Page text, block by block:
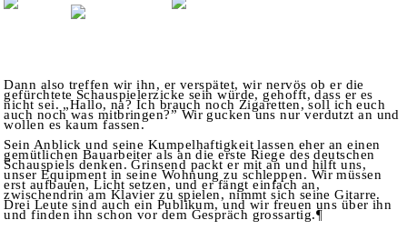
Dann also treffen wir ihn, er verspätet, wir nervös ob er die
gefürchtete Schauspielerzicke sein würde, gehofft, dass er es
nicht sei. „Hallo, na? Ich brauch noch Zigaretten, soll ich euch
auch noch was mitbringen?” Wir gucken uns nur verdutzt an und
wollen es kaum fassen.
Sein Anblick und seine Kumpelhaftigkeit lassen eher an einen
gemütlichen Bauarbeiter als an die erste Riege des deutschen
Schauspiels denken. Grinsend packt er mit an und hilft uns,
unser Equipment in seine Wohnung zu schleppen. Wir müssen
erst aufbauen, Licht setzen, und er fängt einfach an,
zwischendrin am Klavier zu spielen, nimmt sich seine Gitarre.
Drei Leute sind auch ein Publikum, und wir freuen uns über ihn
und finden ihn schon vor dem Gespräch grossartig.¶